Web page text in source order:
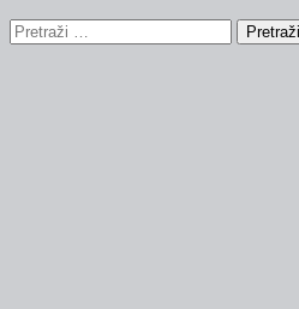
Pretraži: